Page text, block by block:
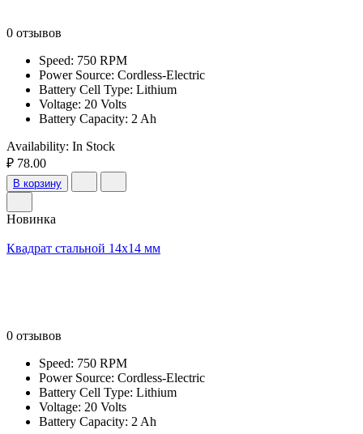
0 отзывов
Speed: 750 RPM
Power Source: Cordless-Electric
Battery Cell Type: Lithium
Voltage: 20 Volts
Battery Capacity: 2 Ah
Availability: In Stock
₽ 78.00
В корзину
Новинка
Квадрат стальной 14х14 мм
0 отзывов
Speed: 750 RPM
Power Source: Cordless-Electric
Battery Cell Type: Lithium
Voltage: 20 Volts
Battery Capacity: 2 Ah